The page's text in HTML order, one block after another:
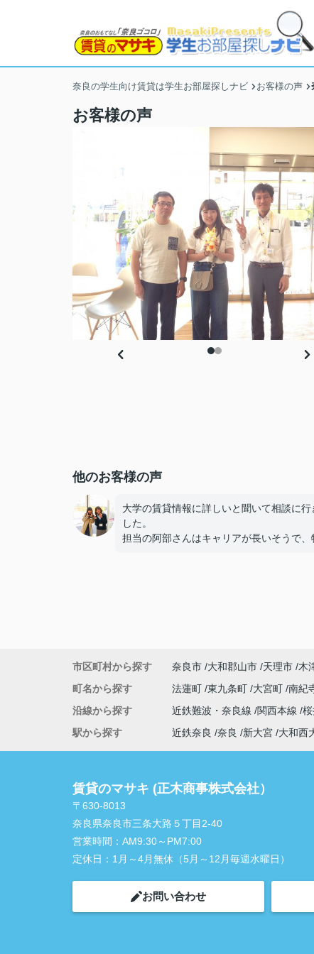
奈良の学生向け賃貸は学生お部屋探しナビ お客様の声
お客様の声
他のお客様の声
大学の賃貸情報に詳しいと聞いて相談に行
した。
担当の阿部さんはキャリアが長いそうで、
市区町村から探す 奈良市 大和郡山市 天理市 木
町名から探す
法蓮町 東九条町 大宮町 南紀
沿線から探す
近鉄難波・奈良線 関西本線
駅から探す
近鉄奈良 奈良 新大宮 大和西
賃貸のマサキ (正木商事株式会社）
〒630-8013
奈良県奈良市三条大路５丁目2-40
営業時間： AM9:30～PM7:00
定休日： 1月～4月無休（5月～12月毎週水曜日）
お問い合わせ